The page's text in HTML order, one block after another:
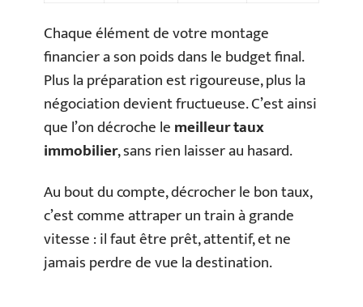
Chaque élément de votre montage
financier a son poids dans le budget final.
Plus la préparation est rigoureuse, plus la
négociation devient fructueuse. C’est ainsi
que l’on décroche lemeilleur taux
immobilier, sans rien laisser au hasard.
Au bout du compte, décrocher le bon taux,
c’est comme attraper un train à grande
vitesse : il faut être prêt, attentif, et ne
jamais perdre de vue la destination.